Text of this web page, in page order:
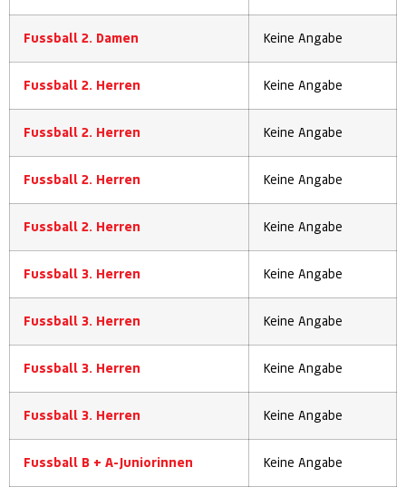
Fussball 2. Damen Keine Angabe
Fussball 2. Herren Keine Angabe
Fussball 2. Herren Keine Angabe
Fussball 2. Herren Keine Angabe
Fussball 2. Herren Keine Angabe
Fussball 3. Herren Keine Angabe
Fussball 3. Herren Keine Angabe
Fussball 3. Herren Keine Angabe
Fussball 3. Herren Keine Angabe
Fussball B + A-Juniorinnen Keine Angabe